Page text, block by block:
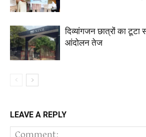
दिव्यांगजन छात्रों का टूटा
आंदोलन तेज
LEAVE A REPLY